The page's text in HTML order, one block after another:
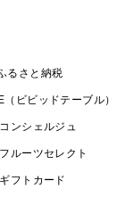
るさと納税
ビビッドテーブル）
ンシェルジュ
ルーツセレクト
フトカード